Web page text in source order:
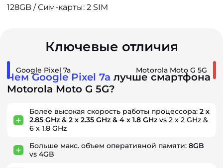
128GB / Сим-карты: 2 SIM
Ключевые отличия
Google Pixel 7a Motorola Moto G 5G
Чем Google Pixel 7a лучше смартфона
Motorola Moto G 5G?
Более высокая скорость работы процессора: 2 x
2.85 GHz & 2 x 2.35 GHz & 4 x 1.8 GHz vs 2 x 2 GHz &
6 x 1.8 GHz
Больше макс. объем оперативной памяти: 8GB
vs 4GB